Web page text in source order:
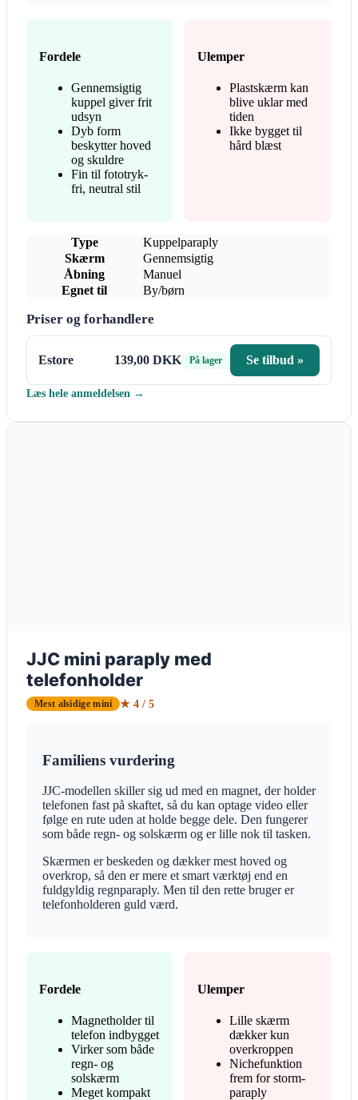
Fordele
Gennemsigtig
kuppel giver frit
udsyn
Dyb form
beskytter hoved
og skuldre
Fin til fototryk-
fri, neutral stil
Ulemper
Plastskærm kan
blive uklar med
tiden
Ikke bygget til
hård blæst
Type
Kuppelparaply
Skærm
Gennemsigtig
Åbning
Manuel
Egnet til
By/børn
Priser og forhandlere
Estore 139,00 DKK På lager Se tilbud »
Læs hele anmeldelsen →
JJC mini paraply med
telefonholder
Mest alsidige mini ★ 4 / 5
Familiens vurdering
JJC-modellen skiller sig ud med en magnet, der holder
telefonen fast på skaftet, så du kan optage video eller
følge en rute uden at holde begge dele. Den fungerer
som både regn- og solskærm og er lille nok til tasken.
Skærmen er beskeden og dækker mest hoved og
overkrop, så den er mere et smart værktøj end en
fuldgyldig regnparaply. Men til den rette bruger er
telefonholderen guld værd.
Fordele
Magnetholder til
telefon indbygget
Virker som både
regn- og
solskærm
Meget kompakt
Ulemper
Lille skærm
dækker kun
overkroppen
Nichefunktion
frem for storm-
paraply